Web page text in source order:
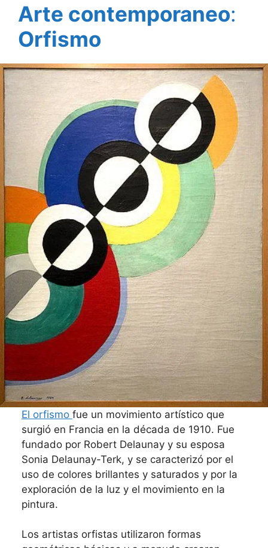
Arte contemporaneo:
Orfismo
El orfismo fue un movimiento artístico que
surgió en Francia en la década de 1910. Fue
fundado por Robert Delaunay y su esposa
Sonia Delaunay-Terk, y se caracterizó por el
uso de colores brillantes y saturados y por la
exploración de la luz y el movimiento en la
pintura.
Los artistas orfistas utilizaron formas